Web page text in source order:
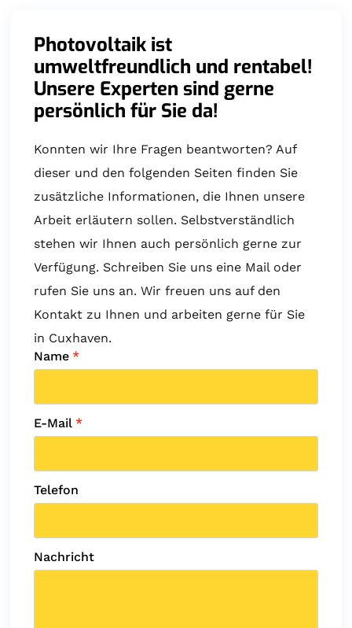
Photovoltaik ist
umweltfreundlich und rentabel!
Unsere Experten sind gerne
persönlich für Sie da!
Konnten wir Ihre Fragen beantworten? Auf
dieser und den folgenden Seiten finden Sie
zusätzliche Informationen, die Ihnen unsere
Arbeit erläutern sollen. Selbstverständlich
stehen wir Ihnen auch persönlich gerne zur
Verfügung. Schreiben Sie uns eine Mail oder
rufen Sie uns an. Wir freuen uns auf den
Kontakt zu Ihnen und arbeiten gerne für Sie
in Cuxhaven.
Name *
E-Mail *
Telefon
Nachricht